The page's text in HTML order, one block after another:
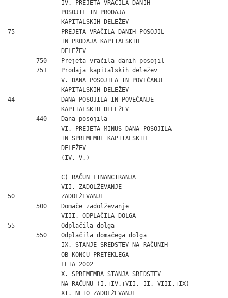
               IV. PREJETA VRAČILA DANIH
               POSOJIL IN PRODAJA
KAPITALSKIH DELEŽEV
75             PREJETA VRAČILA DANIH POSOJIL
               IN PRODAJA KAPITALSKIH
DELEŽEV
750    Prejeta vračila danih posojil
751    Prodaja kapitalskih deležev
               V. DANA POSOJILA IN POVEČANJE
KAPITALSKIH DELEŽEV
44             DANA POSOJILA IN POVEČANJE
KAPITALSKIH DELEŽEV
440    Dana posojila
               VI. PREJETA MINUS DANA POSOJILA
               IN SPREMEMBE KAPITALSKIH
               DELEŽEV
(IV.-V.)
               C) RAČUN FINANCIRANJA
VII. ZADOLŽEVANJE
50             ZADOLŽEVANJE
500    Domače zadolževanje
VIII. ODPLAČILA DOLGA
55             Odplačila dolga
550    Odplačila domačega dolga
               IX. STANJE SREDSTEV NA RAČUNIH
               OB KONCU PRETEKLEGA
LETA 2002
               X. SPREMEMBA STANJA SREDSTEV
NA RAČUNU (I.+IV.+VII.-II.-VIII.+IX)
               XI. NETO ZADOLŽEVANJE